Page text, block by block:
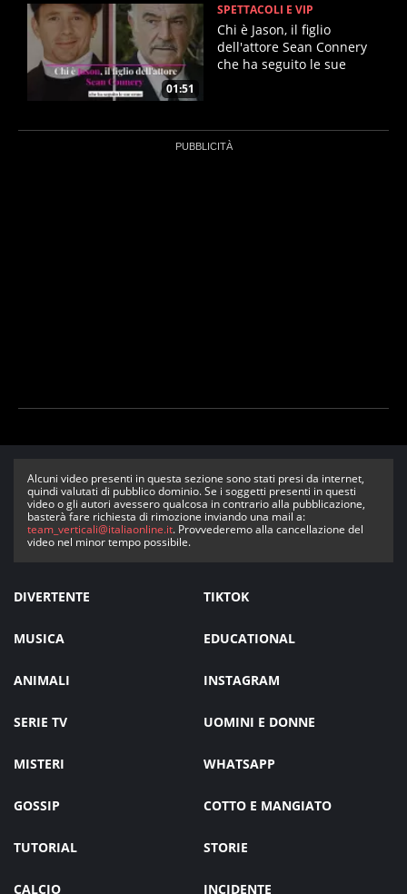
01:51
SPETTACOLI E VIP
Chi è Jason, il figlio
dell'attore Sean Connery
che ha seguito le sue
Alcuni video presenti in questa sezione sono stati presi da internet,
quindi valutati di pubblico dominio. Se i soggetti presenti in questi
video o gli autori avessero qualcosa in contrario alla pubblicazione,
basterà fare richiesta di rimozione inviando una mail a:
team_verticali@italiaonline.it. Provvederemo alla cancellazione del
video nel minor tempo possibile.
DIVERTENTE TIKTOK
MUSICA EDUCATIONAL
ANIMALI INSTAGRAM
SERIE TV UOMINI E DONNE
MISTERI WHATSAPP
GOSSIP COTTO E MANGIATO
TUTORIAL STORIE
CALCIO INCIDENTE